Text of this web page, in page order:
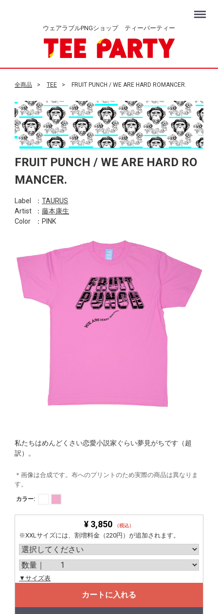
ウェアラブルPNGショップ ティーパーティー
Menu
全商品 TEE FRUIT PUNCH / WE ARE HARD ROMANCER.
FRUIT PUNCH / WE ARE HARD RO
MANCER.
Label ： TAURUS
Artist
： 藤本康生
Color
：PINK
私たちはめんどくさい恋愛小説家ぐらい夢見がちです（超
訳）。
＊画像は合成です。布へのプリントのため実際の商品は異なりま
す。
カラー:
¥ 3,850 （税込）
※XXLサイズには、割増料金（220円）が追加されます。
▼サイズ表
カートに入れる